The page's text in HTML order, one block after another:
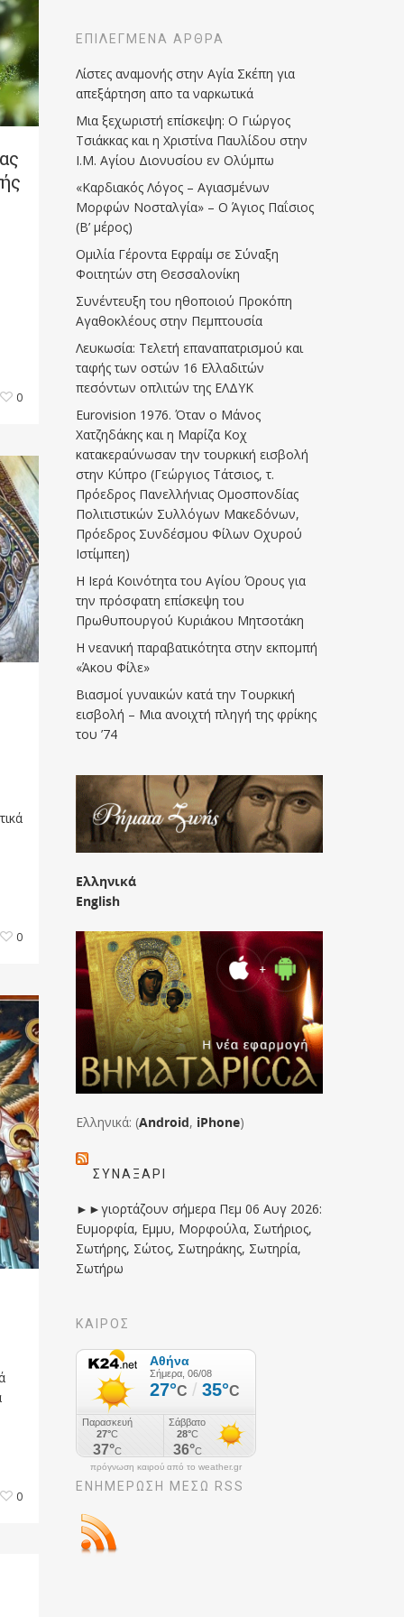
0
0
0
ΕΠΙΛΕΓΜΈΝΑ ΆΡΘΡΑ
Λίστες αναμονής στην Αγία Σκέπη για
απεξάρτηση απο τα ναρκωτικά
Μια ξεχωριστή επίσκεψη: Ο Γιώργος
Τσιάκκας και η Χριστίνα Παυλίδου στην
Ι.Μ. Αγίου Διονυσίου εν Ολύμπω
«Καρδιακός Λόγος – Αγιασμένων
Μορφών Νοσταλγία» – Ο Άγιος Παΐσιος
(Β’ μέρος)
Ομιλία Γέροντα Εφραίμ σε Σύναξη
Φοιτητών στη Θεσσαλονίκη
Συνέντευξη του ηθοποιού Προκόπη
Αγαθοκλέους στην Πεμπτουσία
Λευκωσία: Τελετή επαναπατρισμού και
ταφής των οστών 16 Ελλαδιτών
πεσόντων οπλιτών της ΕΛΔΥΚ
Eurovision 1976. Όταν ο Μάνος
Χατζηδάκης και η Μαρίζα Κοχ
κατακεραύνωσαν την τουρκική εισβολή
στην Κύπρο (Γεώργιος Τάτσιος, τ.
Πρόεδρος Πανελλήνιας Ομοσπονδίας
Πολιτιστικών Συλλόγων Μακεδόνων,
Πρόεδρος Συνδέσμου Φίλων Οχυρού
Ιστίμπεη)
Η Ιερά Κοινότητα του Αγίου Όρους για
την πρόσφατη επίσκεψη του
Πρωθυπουργού Κυριάκου Μητσοτάκη
Η νεανική παραβατικότητα στην εκπομπή
«Άκου Φίλε»
Βιασμοί γυναικών κατά την Τουρκική
εισβολή – Μια ανοιχτή πληγή της φρίκης
του ’74
Ελληνικά
English
Ελληνικά: (Android, iPhone)
ΣΥΝΑΞΆΡΙ
►►γιορτάζουν σήμερα Πεμ 06 Αυγ 2026:
Ευμορφία, Εμμυ, Μορφούλα, Σωτήριος,
Σωτήρης, Σώτος, Σωτηράκης, Σωτηρία,
Σωτήρω
ΚΑΙΡΟΣ
πρόγνωση καιρού από το weather.gr
ΕΝΗΜΈΡΩΣΉ ΜΕΣΩ RSS